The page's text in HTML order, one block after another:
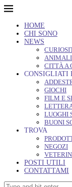
HOME
CHI SONO
NEWS
CITTÀ A
CONSIGLIATI
GIOCHI
FILM E
LUOGHI
BUONI
TROVA
NEGOZI
POSTI UTILI
CONTATTAMI